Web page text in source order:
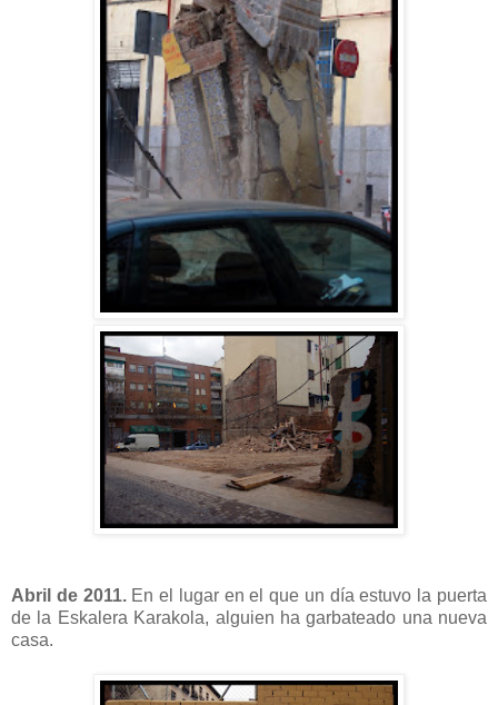
Abril de 2011.En el lugar en el que un día estuvo la puerta
de la Eskalera Karakola, alguien ha garbateado una nueva
casa.